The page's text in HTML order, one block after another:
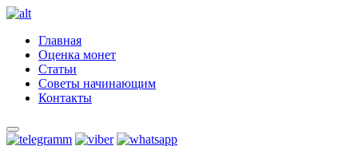
Главная
Оценка монет
Статьи
Советы начинающим
Контакты